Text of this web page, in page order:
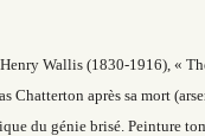
Henry Wallis (1830-1916), «
Chatterton après sa mort
du génie brisé. Peinture